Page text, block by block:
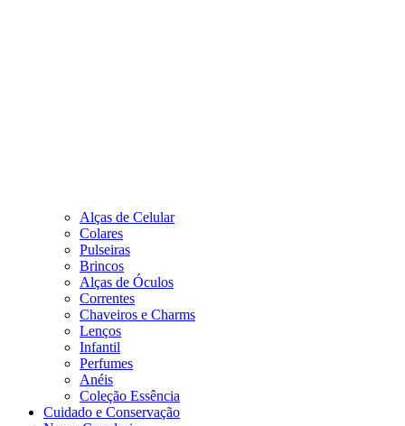
Alças de Celular
Colares
Pulseiras
Brincos
Alças de Óculos
Correntes
Chaveiros e Charms
Lenços
Infantil
Perfumes
Anéis
Coleção Essência
Cuidado e Conservação